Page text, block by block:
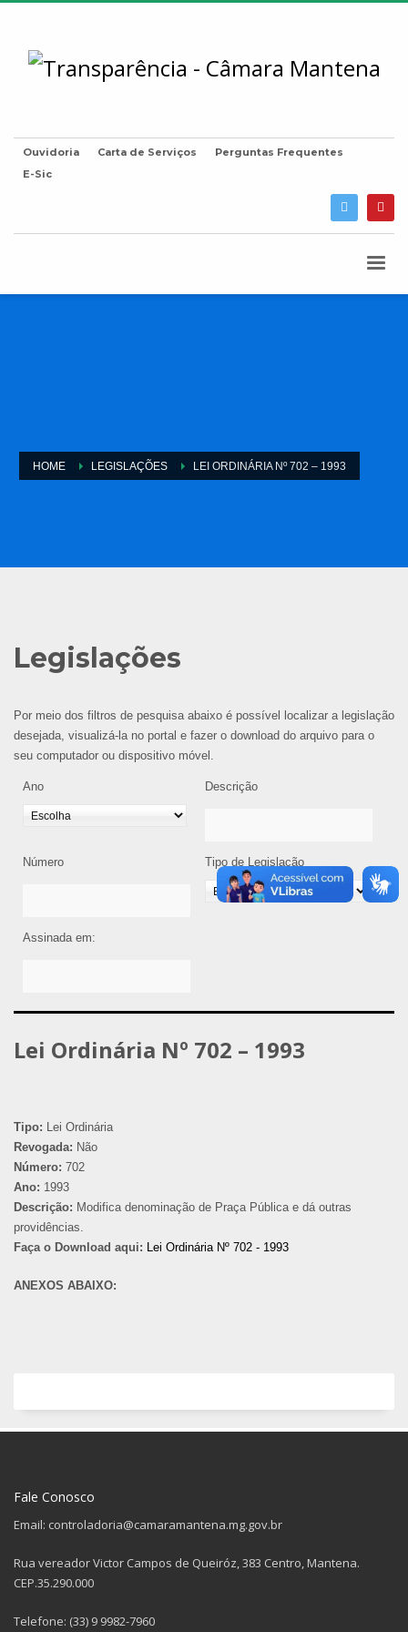
Ouvidoria Carta de Serviços
Perguntas Frequentes
E-Sic
HOME LEGISLAÇÕES LEI ORDINÁRIA Nº 702 – 1993
Legislações
Por meio dos filtros de pesquisa abaixo é possível localizar a legislação
desejada, visualizá-la no portal e fazer o download do arquivo para o
seu computador ou dispositivo móvel.
Ano Descrição
Número Tipo de Legislação
Assinada em:
Lei Ordinária Nº 702 – 1993
Tipo: Lei Ordinária
Revogada: Não
Número: 702
Ano: 1993
Descrição: Modifica denominação de Praça Pública e dá outras
providências.
Faça o Download aqui: Lei Ordinária Nº 702 - 1993
ANEXOS ABAIXO:
Fale Conosco
Email: controladoria@camaramantena.mg.gov.br
Rua vereador Victor Campos de Queiróz, 383 Centro, Mantena.
CEP.35.290.000
Telefone: (33) 9 9982-7960